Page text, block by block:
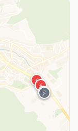
⚡
⚡
⚡
⚡